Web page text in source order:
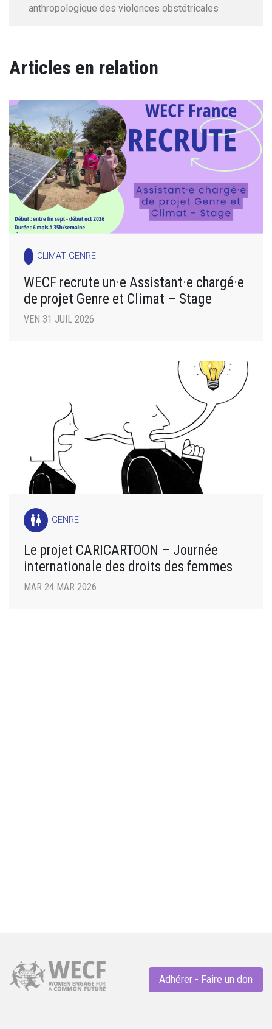
anthropologique des violences obstétricales
Articles en relation
CLIMAT GENRE
WECF recrute un·e Assistant·e chargé·e
de projet Genre et Climat – Stage
VEN 31 JUIL 2026
wc GENRE
Le projet CARICARTOON – Journée
internationale des droits des femmes
MAR 24 MAR 2026
Adhérer - Faire un don